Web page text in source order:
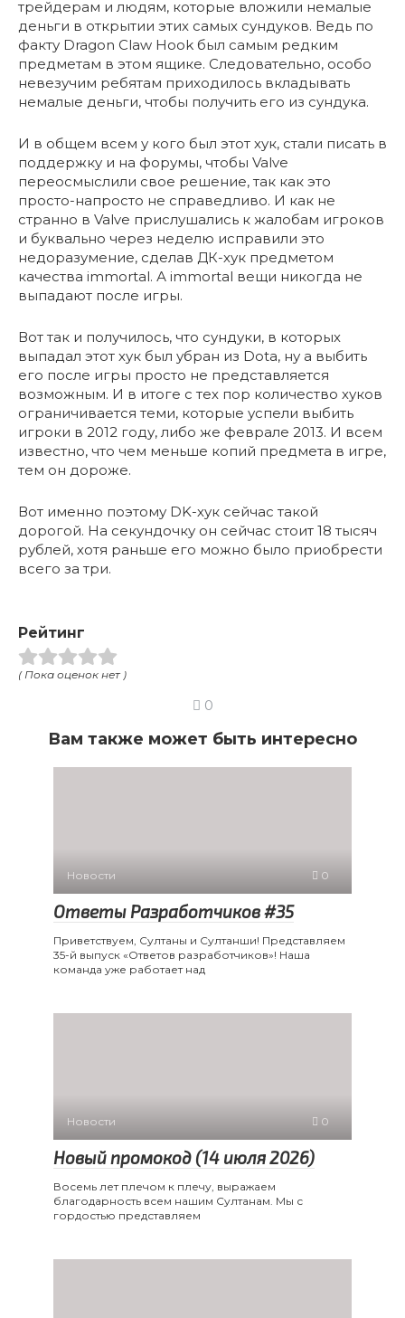
трейдерам и людям, которые вложили немалые
деньги в открытии этих самых сундуков. Ведь по
факту Dragon Claw Hook был самым редким
предметам в этом ящике. Следовательно, особо
невезучим ребятам приходилось вкладывать
немалые деньги, чтобы получить его из сундука.
И в общем всем у кого был этот хук, стали писать в
поддержку и на форумы, чтобы Valve
переосмыслили свое решение, так как это
просто-напросто не справедливо. И как не
странно в Valve прислушались к жалобам игроков
и буквально через неделю исправили это
недоразумение, сделав ДК-хук предметом
качества immortal. А immortal вещи никогда не
выпадают после игры.
Вот так и получилось, что сундуки, в которых
выпадал этот хук был убран из Dota, ну а выбить
его после игры просто не представляется
возможным. И в итоге с тех пор количество хуков
ограничивается теми, которые успели выбить
игроки в 2012 году, либо же феврале 2013. И всем
известно, что чем меньше копий предмета в игре,
тем он дороже.
Вот именно поэтому DK-хук сейчас такой
дорогой. На секундочку он сейчас стоит 18 тысяч
рублей, хотя раньше его можно было приобрести
всего за три.
Рейтинг
( Пока оценок нет )
0
Вам также может быть интересно
Новости 0
Ответы Разработчиков #35
Приветствуем, Султаны и Султанши! Представляем
35-й выпуск «Ответов разработчиков»! Наша
команда уже работает над
Новости 0
Новый промокод (14 июля 2026)
Восемь лет плечом к плечу, выражаем
благодарность всем нашим Султанам. Мы с
гордостью представляем